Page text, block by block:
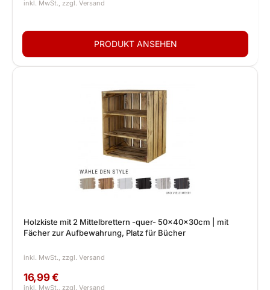
Holzkiste mit 2 Mittelbrettern -quer- 50x40x30cm | mit
Fächer zur Aufbewahrung, Platz für Bücher
16,99 €